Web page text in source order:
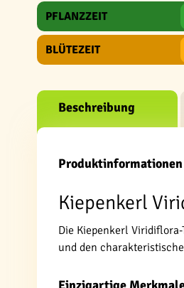
PFLANZZEIT
BLÜTEZEIT
Beschreibung
Kiepenkerl
Die Kiepenkerl
und den